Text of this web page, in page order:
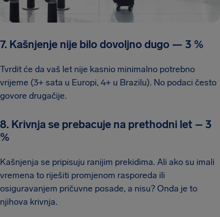
7. Kašnjenje nije bilo dovoljno dugo — 3 %
Tvrdit će da vaš let nije kasnio minimalno potrebno
vrijeme (3+ sata u Europi, 4+ u Brazilu). No podaci često
govore drugačije.
8. Krivnja se prebacuje na prethodni let – 3
%
Kašnjenja se pripisuju ranijim prekidima. Ali ako su imali
vremena to riješiti promjenom rasporeda ili
osiguravanjem pričuvne posade, a nisu? Onda je to
njihova krivnja.